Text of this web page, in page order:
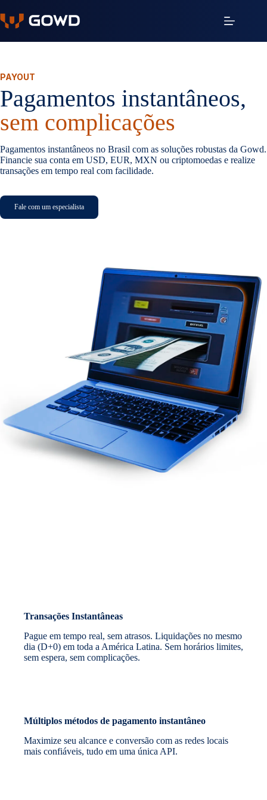
para
PAYOUT
Pagamentos instantâneos,
sem complicações
Pagamentos instantâneos no Brasil com as soluções robustas da Gowd.
Financie sua conta em USD, EUR, MXN ou criptomoedas e realize
transações em tempo real com facilidade.
Fale com um especialista
Transações Instantâneas
Pague em tempo real, sem atrasos. Liquidações no mesmo
dia (D+0) em toda a América Latina. Sem horários limites,
sem espera, sem complicações.
Múltiplos métodos de pagamento instantâneo
Maximize seu alcance e conversão com as redes locais
mais confiáveis, tudo em uma única API.